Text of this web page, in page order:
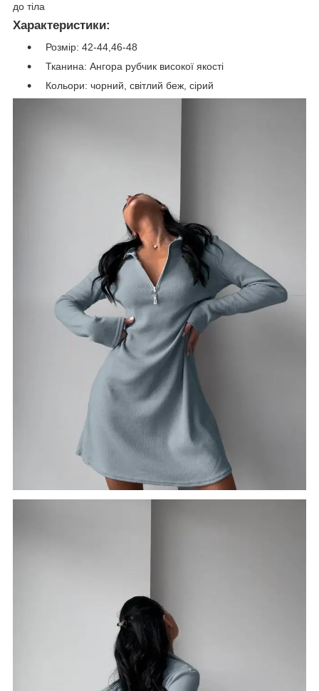
до тіла
Характеристики:
Розмір: 42-44,46-48
Тканина: Ангора рубчик високої якості
Кольори: чорний, світлий беж, сірий